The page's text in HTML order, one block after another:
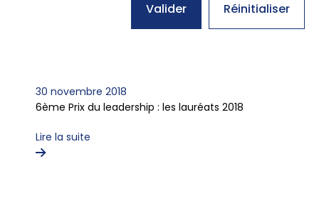
Valider Réinitialiser
30 novembre 2018
6ème Prix du leadership : les lauréats 2018
Lire la suite